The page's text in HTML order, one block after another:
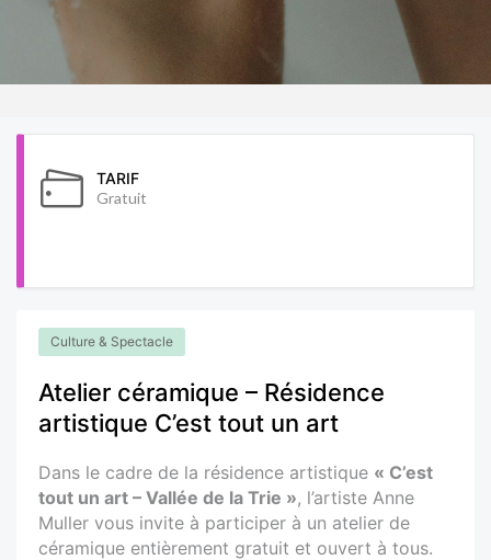
TARIF
Gratuit
Culture & Spectacle
Atelier céramique – Résidence
artistique C’est tout un art
Dans le cadre de la résidence artistique « C’est
tout un art – Vallée de la Trie », l’artiste Anne
Muller vous invite à participer à un atelier de
céramique entièrement gratuit et ouvert à tous.